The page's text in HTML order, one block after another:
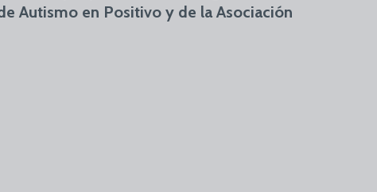
Autismo en Positivo y de la Asociación